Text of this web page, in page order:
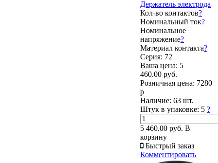
Держатель электрода
Кол-во контактов?
Номинальный ток?
Номинальное
напряжение?
Материал контакта?
Серия: 72
Ваша цена: 5
460.00 руб.
Розничная цена: 7280
р
Наличие: 63 шт.
Штук в упаковке: 5 ?
5 460.00 руб. В
корзину
Быстрый заказ
Комментировать